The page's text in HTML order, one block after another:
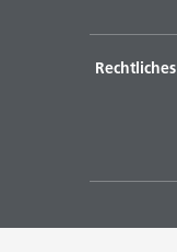
Rechtliches